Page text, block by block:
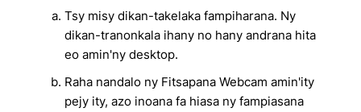
Tsy misy dikan-takelaka fampiharana. Ny
dikan-tranonkala ihany no hany andrana hita
eo amin'ny desktop.
Raha nandalo ny Fitsapana Webcam amin'ity
pejy ity, azo inoana fa hiasa ny fampiasana